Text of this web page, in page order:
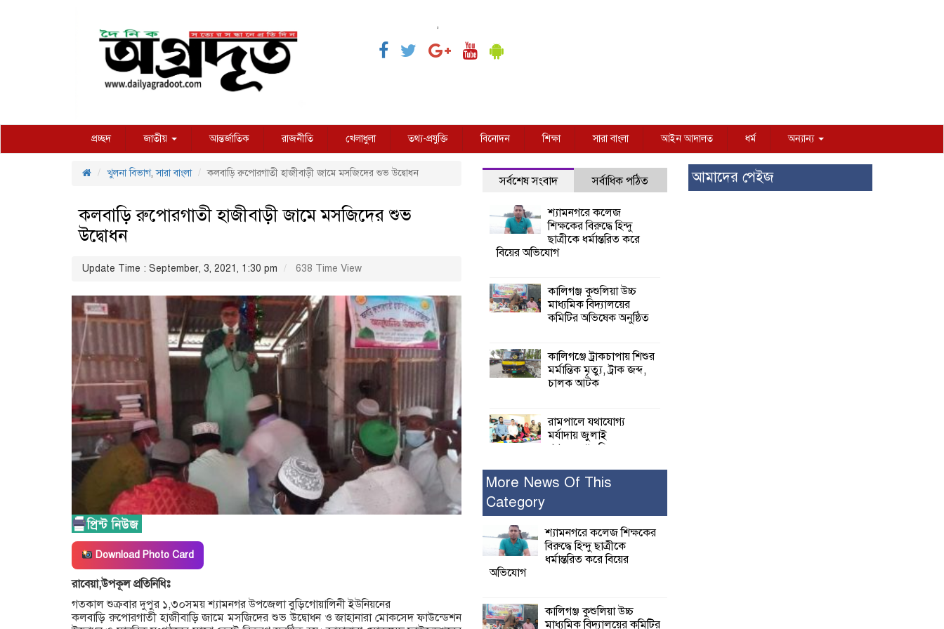
,
প্রচ্ছদ জাতীয় আন্তর্জাতিক রাজনীতি খেলাধুলা তথ্য-প্রযুক্তি বিনোদন শিক্ষা সারা বাংলা আইন আদালত ধর্ম অন্যান্য
খুলনা বিভাগ,সারা বাংলা কলবাড়ি রুপোরগাতী হাজীবাড়ী জামে মসজিদের শুভ উদ্বোধন
কলবাড়ি রুপোরগাতী হাজীবাড়ী জামে মসজিদের শুভ
উদ্বোধন
Update Time : September, 3, 2021, 1:30 pm 638 Time View
Download Photo Card
রাবেয়া,উপকূল প্রতিনিধিঃ
গতকাল শুক্রবার দুপুর ১,৩০সময় শ্যামনগর উপজেলা বুড়িগোয়ালিনী ইউনিয়নের
কলবাড়ি রুপোরগাতী হাজীবাড়ি জামে মসজিদের শুভ উদ্বোধন ও জাহানারা মোকসেদ ফাউন্ডেশন
সর্বশেষ সংবাদ সর্বাধিক পঠিত
শ্যামনগরে কলেজ
শিক্ষকের বিরুদ্ধে হিন্দু
ছাত্রীকে ধর্মান্তরিত করে
বিয়ের অভিযোগ
কালিগঞ্জ কুশুলিয়া উচ্চ
মাধ্যমিক বিদ্যালয়ের
কমিটির অভিষেক অনুষ্ঠিত
কালিগঞ্জে ট্রাকচাপায় শিশুর
মর্মান্তিক মৃত্যু, ট্রাক জব্দ,
চালক আটক
রামপালে যথাযোগ্য
মর্যাদায় জুলাই
গণঅভ্যুত্থান দিবসে
কাদেরসহ সাতজনের
বিরুদ্ধে যুক্তিতর্ক
ট্রাইব্যুনালে
নুরুল হক নুর
More News Of This
Category
শ্যামনগরে কলেজ শিক্ষকের
বিরুদ্ধে হিন্দু ছাত্রীকে
ধর্মান্তরিত করে বিয়ের
অভিযোগ
কালিগঞ্জ কুশুলিয়া উচ্চ
মাধ্যমিক বিদ্যালয়ের কমিটির
আমাদের পেইজ